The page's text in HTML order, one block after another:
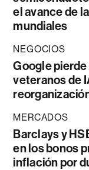
el avance de
mundiales
NEGOCIOS
Google
veteranos de
MERCADOS
Barclays y
en los bonos
inflación por